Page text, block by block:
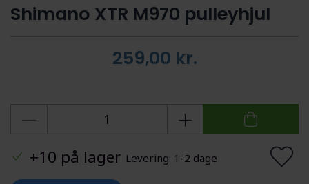
Shimano XTR M970 pulleyhjul
259,00 kr.
+10 på lager Levering: 1-2 dage